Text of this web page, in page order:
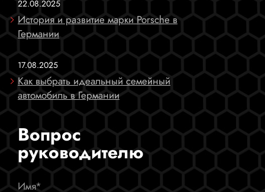
22.08.2025
История и развитие марки Porsche в
Германии
17.08.2025
Как выбрать идеальный семейный
автомобиль в Германии
Вопрос
руководителю